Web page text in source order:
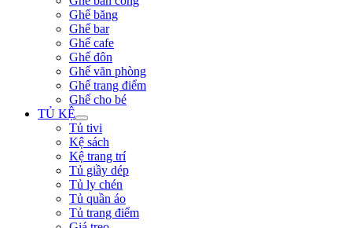
Ghế băng
Ghế bar
Ghế cafe
Ghế đôn
Ghế văn phòng
Ghế trang điểm
Ghế cho bé
TỦ KỆ
Tủ tivi
Kệ sách
Kệ trang trí
Tủ giầy dép
Tủ ly chén
Tủ quần áo
Tủ trang điểm